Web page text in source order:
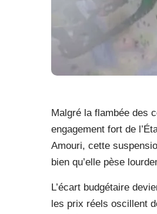
Malgré la flambée des
engagement fort de
Amouri, cette
bien qu’elle pèse
L’écart budgétaire
les prix réels oscillent